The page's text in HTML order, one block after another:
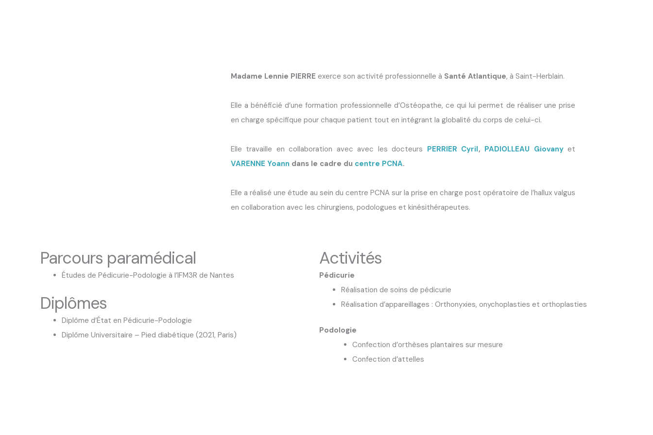
Madame Lennie PIERRE exerce son activité professionnelle à Santé Atlantique, à Saint-Herblain.
Elle a bénéficié d’une formation professionnelle d’Ostéopathe, ce qui lui permet de réaliser une prise
en charge spécifique pour chaque patient tout en intégrant la globalité du corps de celui-ci.
Elle travaille en collaboration avec avec les docteurs PERRIER Cyril, PADIOLLEAU Giovanyet
VARENNE Yoann dans le cadre du centre PCNA.
Elle a réalisé une étude au sein du centre PCNA sur la prise en charge post opératoire de l’hallux valgus
en collaboration avec les chirurgiens, podologues et kinésithérapeutes.
Parcours paramédical
Études de Pédicurie-Podologie à l’IFM3R de Nantes
Diplômes
Diplôme d’État en Pédicurie-Podologie
Diplôme Universitaire – Pied diabétique (2021, Paris)
Activités
Pédicurie
Réalisation de soins de pédicurie
Réalisation d’appareillages : Orthonyxies, onychoplasties et orthoplasties
Podologie
Confection d’orthèses plantaires sur mesure
Confection d’attelles